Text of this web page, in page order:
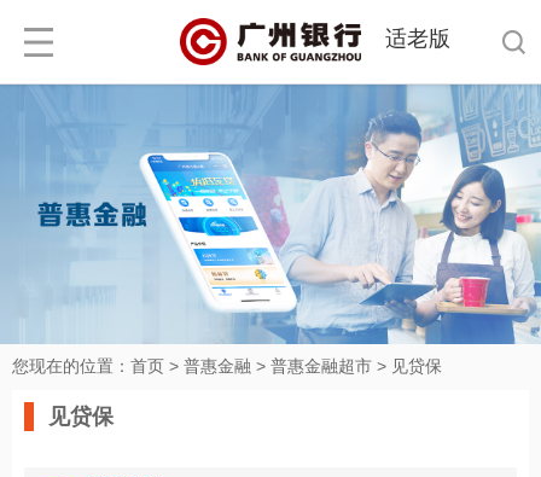
适老版
您现在的位置： 首页 > 普惠金融 > 普惠金融超市 > 见贷保
见贷保